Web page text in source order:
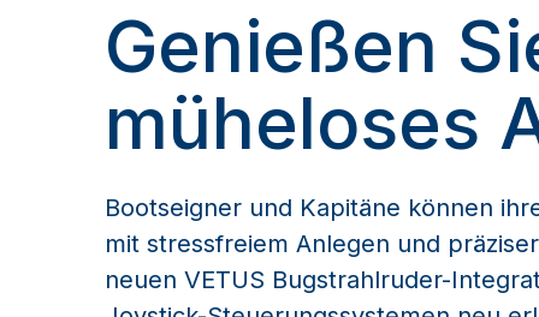
Genießen
müheloses
Bootseigner und Kapitäne können
mit stressfreiem Anlegen und
neuen VETUS Bugstrahlruder-